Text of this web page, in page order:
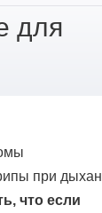
для
при
что если